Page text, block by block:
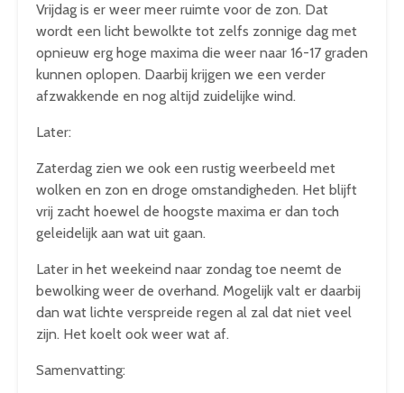
Vrijdag is er weer meer ruimte voor de zon. Dat
wordt een licht bewolkte tot zelfs zonnige dag met
opnieuw erg hoge maxima die weer naar 16-17 graden
kunnen oplopen. Daarbij krijgen we een verder
afzwakkende en nog altijd zuidelijke wind.
Later:
Zaterdag zien we ook een rustig weerbeeld met
wolken en zon en droge omstandigheden. Het blijft
vrij zacht hoewel de hoogste maxima er dan toch
geleidelijk aan wat uit gaan.
Later in het weekeind naar zondag toe neemt de
bewolking weer de overhand. Mogelijk valt er daarbij
dan wat lichte verspreide regen al zal dat niet veel
zijn. Het koelt ook weer wat af.
Samenvatting: